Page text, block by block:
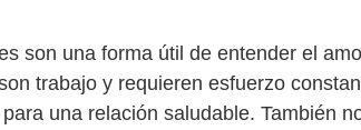
son una forma útil de entender el
trabajo y requieren esfuerzo
una relación saludable. También